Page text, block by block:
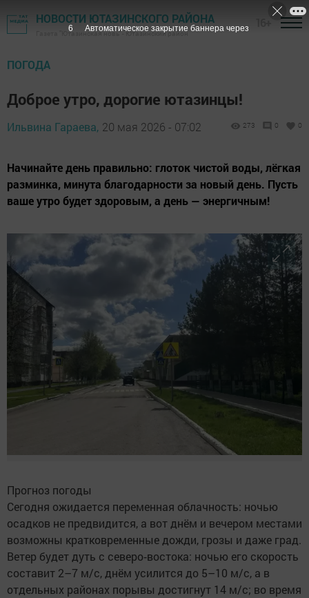
НОВОСТИ ЮТАЗИНСКОГО РАЙОНА
Газета "Ютазинская новь" - Ютазинский район
ПОГОДА
Доброе утро, дорогие ютазинцы!
Ильвина Гараева, 20 мая 2026 - 07:02 273 0 0
Начинайте день правильно: глоток чистой воды, лёгкая
разминка, минута благодарности за новый день. Пусть
ваше утро будет здоровым, а день — энергичным!
Прогноз погоды
Сегодня ожидается переменная облачность: ночью
осадков не предвидится, а вот днём и вечером местами
возможны кратковременные дожди, грозы и даже град.
Ветер будет дуть с северо‑востока: ночью его скорость
составит 2–7 м/с, днём усилится до 5–10 м/с, а в
отдельных районах порывы достигнут 14 м/с; во время
5 Автоматическое закрытие баннера через